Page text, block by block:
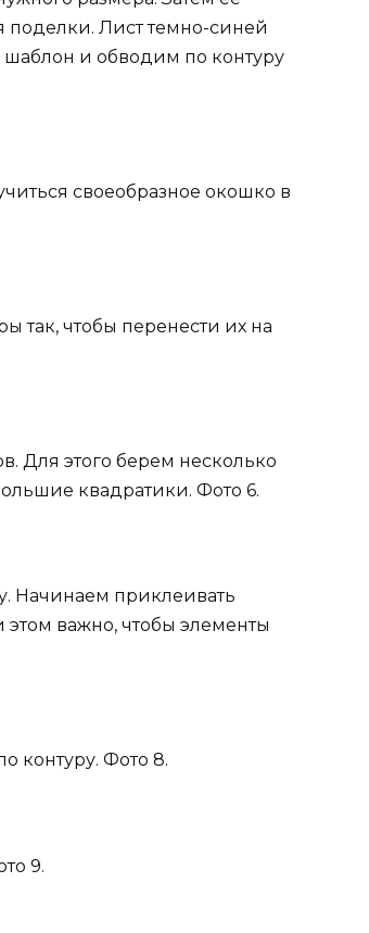
Лист темно-синей
и обводим по контуру
своеобразное окошко в
так, чтобы перенести их на
Для этого берем несколько
квадратики. Фото 6.
Начинаем приклеивать
этом важно, чтобы элементы
контуру. Фото 8.
9.